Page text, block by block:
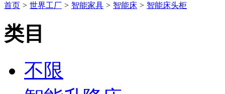
首页 > 世界工厂 > 智能家具 > 智能床 > 智能床头柜
类目
不限